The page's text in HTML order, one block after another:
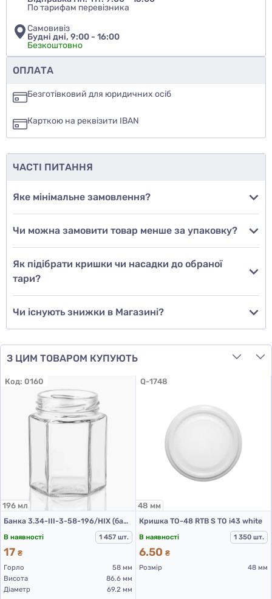
Чи рекомендуєте ви цей товар
так
ще не знаю
Додати відгук
По тарифам перевізника
Самовивіз
Будні дні, 9:00 - 16:00
Безкоштовно
ОПЛАТА
Безготівковий для юридичних осіб
Карткою на реквізити IBAN
ЧАСТІ ПИТАННЯ
Яке мінімальне замовлення?
Чи можна замовити товар менше за упаковку?
Як підібрати кришки чи насадки до обраної
тари?
Чи існують знижки в Магазині?
З ЦИМ ТОВАРОМ КУПУЮТЬ
Код: 0160
196 мл
Банка 3.34-ІІІ-3-58-196/НІХ (банки скляні 196 мл)
В наявності
1 457 шт.
17 ₴
Горло
58 мм
Висота
86.6 мм
Діаметр
69.2 мм
Q-1748
48 мм
Кришка ТО-48 RTB S ТО i43 white
В наявності
1 350 шт.
6.50 ₴
Розмір
48 мм